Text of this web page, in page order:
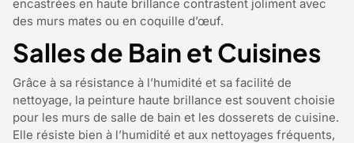
encastrées en haute brillance contrastent joliment avec
des murs mates ou en coquille d’œuf.
Salles de Bain et Cuisines
Grâce à sa résistance à l’humidité et sa facilité de
nettoyage, la peinture haute brillance est souvent choisie
pour les murs de salle de bain et les dosserets de cuisine.
Elle résiste bien à l’humidité et aux nettoyages fréquents,